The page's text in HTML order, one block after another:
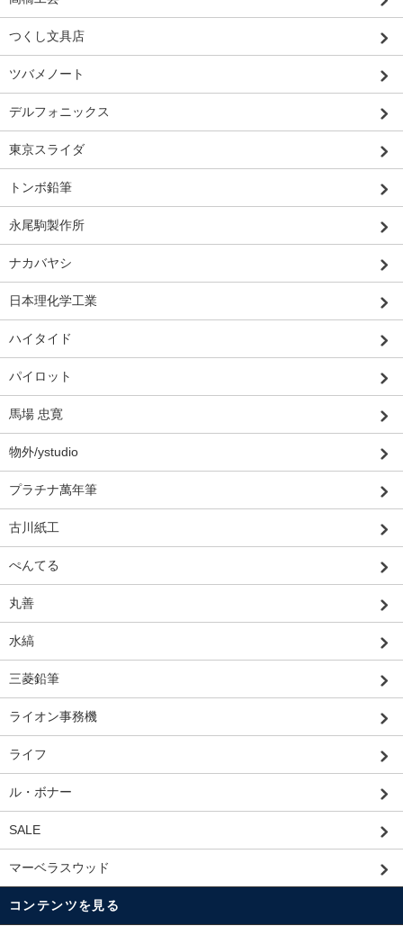
つくし文具店
ツバメノート
デルフォニックス
東京スライダ
トンボ鉛筆
永尾駒製作所
ナカバヤシ
日本理化学工業
ハイタイド
パイロット
馬場 忠寛
物外/ystudio
プラチナ萬年筆
古川紙工
ぺんてる
丸善
水縞
三菱鉛筆
ライオン事務機
ライフ
ル・ボナー
SALE
マーベラスウッド
コンテンツを見る